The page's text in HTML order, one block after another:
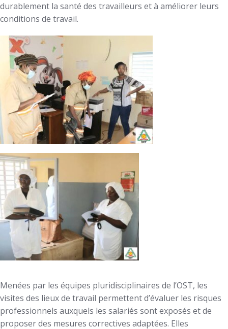
durablement la santé des travailleurs et à améliorer leurs
conditions de travail.
Menées par les équipes pluridisciplinaires de l’OST, les
visites des lieux de travail permettent d’évaluer les risques
professionnels auxquels les salariés sont exposés et de
proposer des mesures correctives adaptées. Elles